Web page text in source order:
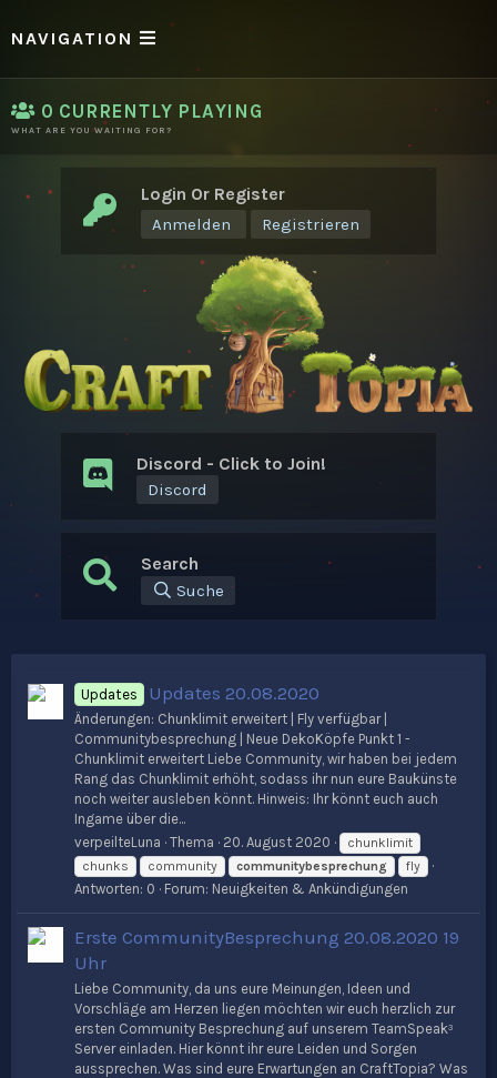
NAVIGATION
0 CURRENTLY PLAYING
WHAT ARE YOU WAITING FOR?
Login Or Register
Anmelden Registrieren
Discord - Click to Join!
Discord
Search
Suche
Updates Updates 20.08.2020
Änderungen: Chunklimit erweitert | Fly verfügbar |
Communitybesprechung | Neue DekoKöpfe Punkt 1 -
Chunklimit erweitert Liebe Community, wir haben bei jedem
Rang das Chunklimit erhöht, sodass ihr nun eure Baukünste
noch weiter ausleben könnt. Hinweis: Ihr könnt euch auch
Ingame über die...
verpeilteLuna Thema 20. August 2020
chunklimit
chunks
community communitybesprechung fly
Antworten: 0 Forum: Neuigkeiten & Ankündigungen
Erste CommunityBesprechung 20.08.2020 19
Uhr
Liebe Community, da uns eure Meinungen, Ideen und
Vorschläge am Herzen liegen möchten wir euch herzlich zur
ersten Community Besprechung auf unserem TeamSpeak³
Server einladen. Hier könnt ihr eure Leiden und Sorgen
aussprechen. Was sind eure Erwartungen an CraftTopia? Was